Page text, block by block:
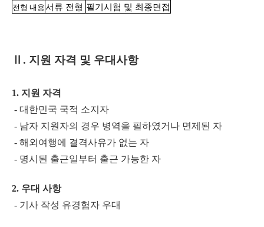
전형 내용서류 전형 필기시험 및 최종면접
. 지원 자격 및 우대사항
1. 지원 자격
- 대한민국 국적 소지자
- 남자 지원자의 경우 병역을 필하였거나 면제된 자
- 해외여행에 결격사유가 없는 자
- 명시된 출근일부터 출근 가능한 자
2. 우대 사항
- 기사 작성 유경험자 우대